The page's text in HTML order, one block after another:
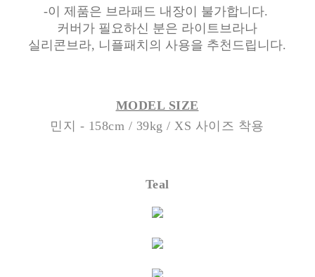
-이 제품은 브라패드 내장이 불가합니다.
커버가 필요하신 분은 라이트브라나
실리콘브라, 니플패치의 사용을 추천드립니다.
MODEL SIZE
민지 - 158cm / 39kg / XS 사이즈 착용
Teal